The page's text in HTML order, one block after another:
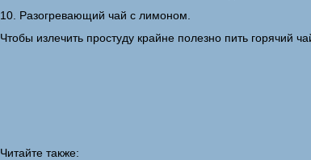
10. Разогревающий чай с лимоном.
Чтобы излечить простуду крайне полезно пить горячий
Читайте также: